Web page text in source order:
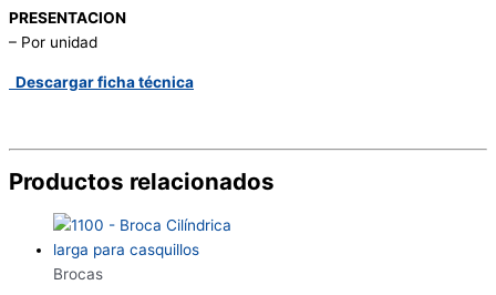
PRESENTACION
– Por unidad
Descargar ficha técnica
Productos relacionados
Brocas